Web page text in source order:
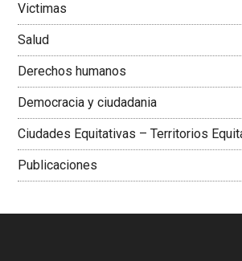
Victimas
Salud
Derechos humanos
Democracia y ciudadania
Ciudades Equitativas – Territorios
Publicaciones